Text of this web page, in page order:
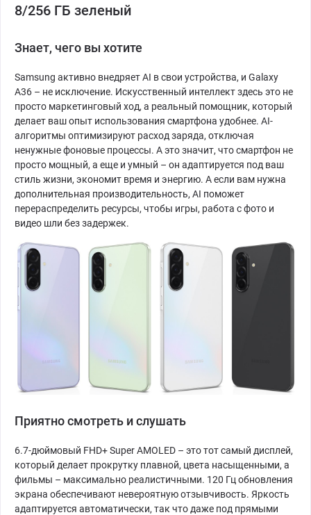
8/256 ГБ зеленый
Знает, чего вы хотите
Samsung активно внедряет AI в свои устройства, и Galaxy
A36 – не исключение. Искусственный интеллект здесь это не
просто маркетинговый ход, а реальный помощник, который
делает ваш опыт использования смартфона удобнее. AI-
алгоритмы оптимизируют расход заряда, отключая
ненужные фоновые процессы. А это значит, что смартфон не
просто мощный, а еще и умный – он адаптируется под ваш
стиль жизни, экономит время и энергию. А если вам нужна
дополнительная производительность, AI поможет
перераспределить ресурсы, чтобы игры, работа с фото и
видео шли без задержек.
Приятно смотреть и слушать
6.7-дюймовый FHD+ Super AMOLED – это тот самый дисплей,
который делает прокрутку плавной, цвета насыщенными, а
фильмы – максимально реалистичными. 120 Гц обновления
экрана обеспечивают невероятную отзывчивость. Яркость
адаптируется автоматически, так что даже под прямыми